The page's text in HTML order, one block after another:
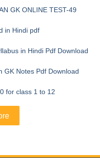
GK ONLINE TEST-49
Download in Hindi pdf
in Hindi Pdf Download
GK Notes Pdf Download
for class 1 to 12